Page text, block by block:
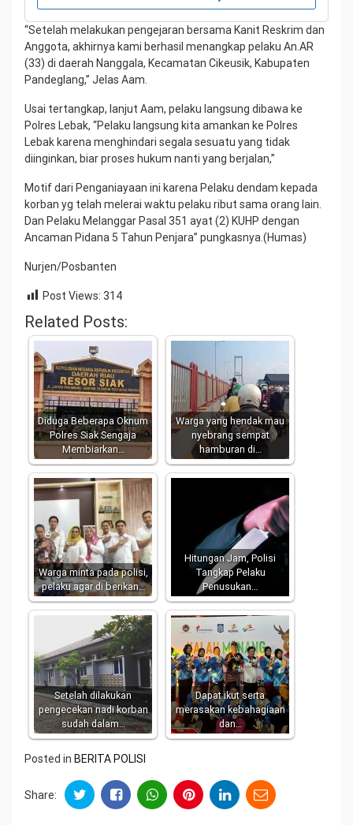
“Setelah melakukan pengejaran bersama Kanit Reskrim dan
Anggota, akhirnya kami berhasil menangkap pelaku An.AR
(33) di daerah Nanggala, Kecamatan Cikeusik, Kabupaten
Pandeglang,” Jelas Aam.
Usai tertangkap, lanjut Aam, pelaku langsung dibawa ke
Polres Lebak, “Pelaku langsung kita amankan ke Polres
Lebak karena menghindari segala sesuatu yang tidak
diinginkan, biar proses hukum nanti yang berjalan,”
Motif dari Penganiayaan ini karena Pelaku dendam kepada
korban yg telah melerai waktu pelaku ribut sama orang lain.
Dan Pelaku Melanggar Pasal 351 ayat (2) KUHP dengan
Ancaman Pidana 5 Tahun Penjara” pungkasnya.(Humas)
Nurjen/Posbanten
Post Views: 314
Related Posts:
Diduga Beberapa Oknum
Polres Siak Sengaja
Membiarkan…
Warga yang hendak mau
nyebrang sempat
hamburan di…
Warga minta pada polisi,
pelaku agar di berikan…
Hitungan Jam, Polisi
Tangkap Pelaku
Penusukan…
Setelah dilakukan
pengecekan nadi korban
sudah dalam…
Dapat ikut serta
merasakan kebahagiaan
dan…
Posted in BERITA POLISI
Share: